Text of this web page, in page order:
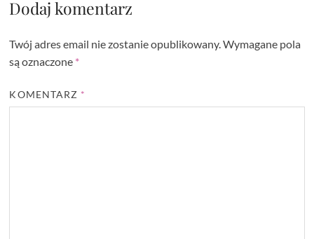
Dodaj komentarz
Twój adres email nie zostanie opublikowany. Wymagane pola
są oznaczone *
KOMENTARZ *